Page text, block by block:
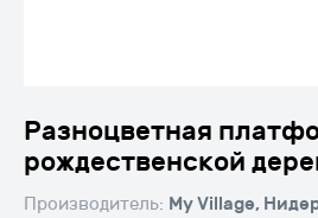
Разноцветная
рождественской
Производитель: My Village,